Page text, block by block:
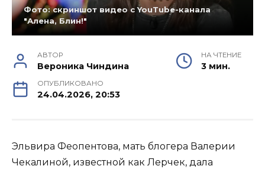
Фото: скриншот видео с YouTube-канала
"Алена, Блин!"
АВТОР
Вероника Чиндина
НА ЧТЕНИЕ
3 мин.
ОПУБЛИКОВАНО
24.04.2026, 20:53
Эльвира Феопентова, мать блогера Валерии
Чекалиной, известной как Лерчек, дала